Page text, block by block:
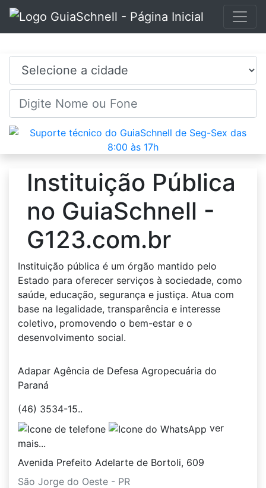
Selecione a cidade
Instituição Pública
no GuiaSchnell -
G123.com.br
Instituição pública é um órgão mantido pelo
Estado para oferecer serviços à sociedade, como
saúde, educação, segurança e justiça. Atua com
base na legalidade, transparência e interesse
coletivo, promovendo o bem-estar e o
desenvolvimento social.
Adapar Agência de Defesa Agropecuária do
Paraná
(46) 3534-15..
ver
mais...
Avenida Prefeito Adelarte de Bortoli, 609
São Jorge do Oeste - PR